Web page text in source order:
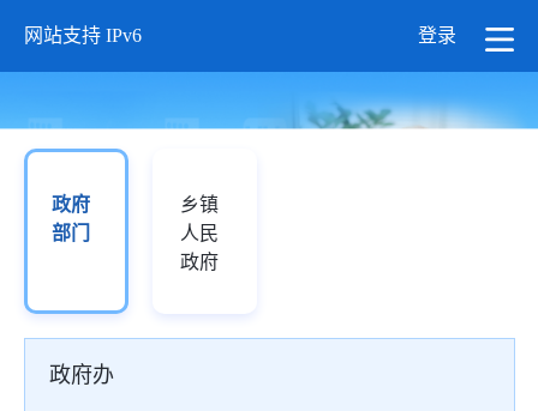
网站支持 IPv6 登录
政府
部门
乡镇
人民
政府
政府办